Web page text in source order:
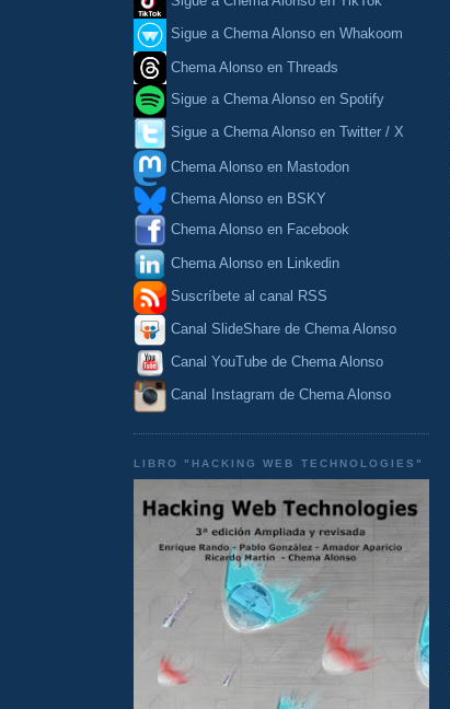
Sigue a Chema Alonso en Whakoom
Chema Alonso en Threads
Sigue a Chema Alonso en Spotify
Sigue a Chema Alonso en Twitter / X
Chema Alonso en Mastodon
Chema Alonso en BSKY
Chema Alonso en Facebook
Chema Alonso en Linkedin
Suscríbete al canal RSS
Canal SlideShare de Chema Alonso
Canal YouTube de Chema Alonso
Canal Instagram de Chema Alonso
LIBRO "HACKING WEB TECHNOLOGIES"